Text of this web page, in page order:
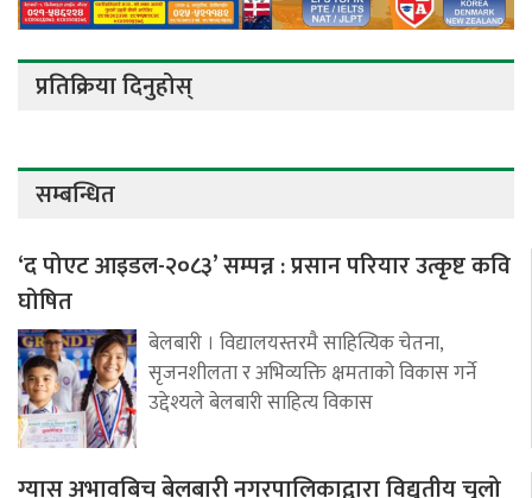
प्रतिक्रिया दिनुहोस्
सम्बन्धित
‘द पोएट आइडल-२०८३’ सम्पन्न : प्रसान परियार उत्कृष्ट कवि
घोषित
बेलबारी । विद्यालयस्तरमै साहित्यिक चेतना,
सृजनशीलता र अभिव्यक्ति क्षमताको विकास गर्ने
उद्देश्यले बेलबारी साहित्य विकास
ग्यास अभावबिच बेलबारी नगरपालिकाद्वारा विद्युतीय चुलो